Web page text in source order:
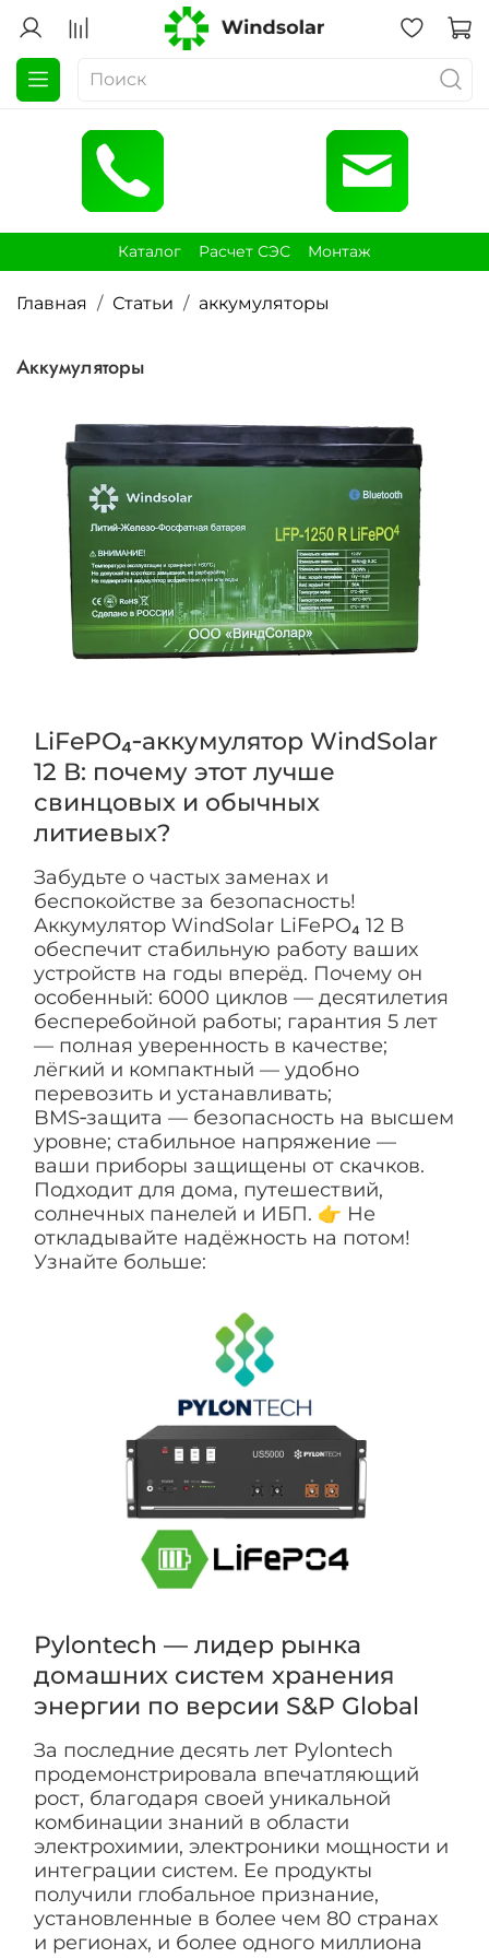
Каталог Расчет СЭС Монтаж
Главная Статьи аккумуляторы
аккумуляторы
LiFePO₄‑аккумулятор WindSolar
12 В: почему этот лучше
свинцовых и обычных
литиевых?
Забудьте о частых заменах и
беспокойстве за безопасность!
Аккумулятор WindSolar LiFePO₄ 12 В
обеспечит стабильную работу ваших
устройств на годы вперёд. Почему он
особенный: 6000 циклов — десятилетия
бесперебойной работы; гарантия 5 лет
— полная уверенность в качестве;
лёгкий и компактный — удобно
перевозить и устанавливать;
BMS‑защита — безопасность на высшем
уровне; стабильное напряжение —
ваши приборы защищены от скачков.
Подходит для дома, путешествий,
солнечных панелей и ИБП. 👉 Не
откладывайте надёжность на потом!
Узнайте больше:
Pylontech — лидер рынка
домашних систем хранения
энергии по версии S&P Global
За последние десять лет Pylontech
продемонстрировала впечатляющий
рост, благодаря своей уникальной
комбинации знаний в области
электрохимии, электроники мощности и
интеграции систем. Ее продукты
получили глобальное признание,
установленные в более чем 80 странах
и регионах, и более одного миллиона